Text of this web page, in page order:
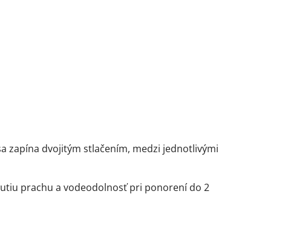
zapína dvojitým stlačením, medzi jednotlivými
prachu a vodeodolnosť pri ponorení do 2